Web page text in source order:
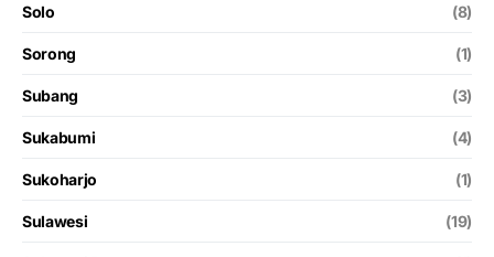
Solo (8)
Sorong (1)
Subang (3)
Sukabumi (4)
Sukoharjo (1)
Sulawesi (19)